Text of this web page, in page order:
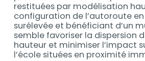
restituées par modélisation
configuration de l’autoroute en
surélevée et bénéficiant d’un
semble favoriser la dispersion
hauteur et minimiser l’impact
l’école situées en proximité